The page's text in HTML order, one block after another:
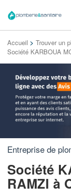
Accueil > Trouver un
Société KARBOUA
Entreprise de
Société
RAMZI à